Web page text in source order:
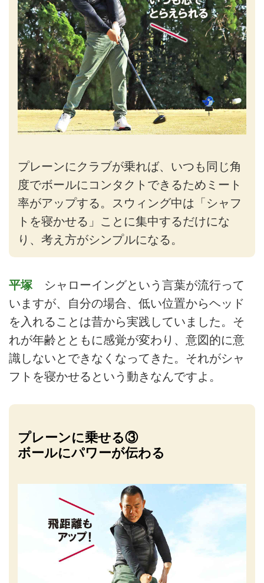
プレーンにクラブが乗れば、いつも同じ角
度でボールにコンタクトできるためミート
率がアップする。スウィング中は「シャフ
トを寝かせる」ことに集中するだけにな
り、考え方がシンプルになる。
平塚シャローイングという言葉が流行って
いますが、自分の場合、低い位置からヘッド
を入れることは昔から実践していました。そ
れが年齢とともに感覚が変わり、意図的に意
識しないとできなくなってきた。それがシャ
フトを寝かせるという動きなんですよ。
プレーンに乗せる③
ボールにパワーが伝わる